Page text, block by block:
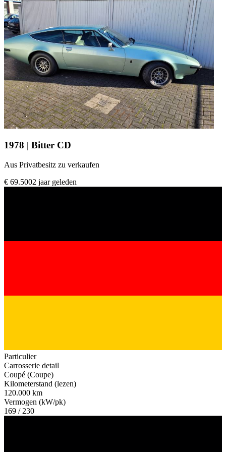
1978 | Bitter CD
Aus Privatbesitz zu verkaufen
€ 69.5002 jaar geleden
Particulier
Carrosserie detail
Coupé (Coupe)
Kilometerstand (lezen)
120.000 km
Vermogen (kW/pk)
169 / 230